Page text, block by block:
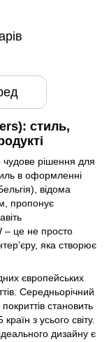
стиль,
чудове рішення для
в оформленні
відома
пропонує
– це не просто
яка створює
європейських
Середньорічний
становить
з усього світу.
дизайну є